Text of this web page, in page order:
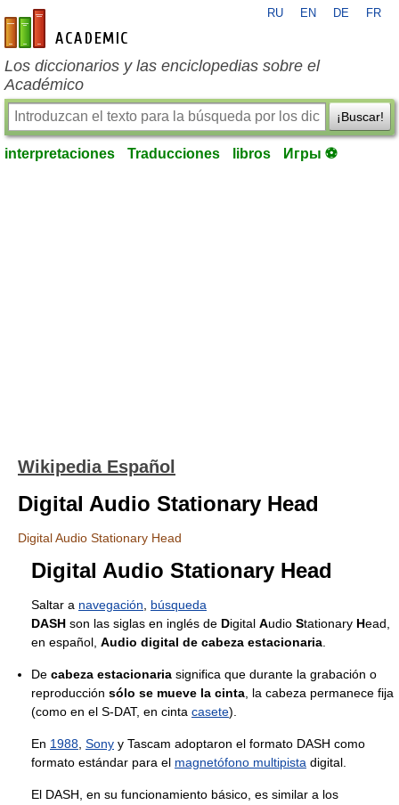
es-academic.com
RU EN DE FR
Los diccionarios y las enciclopedias sobre el
Académico
¡Buscar!
interpretaciones Traducciones libros Игры ⚽
Wikipedia Español
Digital Audio Stationary Head
Digital Audio Stationary Head
Digital Audio Stationary Head
Saltar a navegación
búsqueda
DASH son las siglas en inglés de Digital Audio Stationary Head,
en español, Audio digital de cabeza estacionaria
De cabeza estacionaria significa que durante la grabación o
reproducción sólo se mueve la cinta , la cabeza permanece fija
(como en el S-DAT, en cinta casete).
En 1988 Sony y Tascam adoptaron el formato DASH como
formato estándar para el magnetófono multipista digital.
El DASH, en su funcionamiento básico, es similar a los